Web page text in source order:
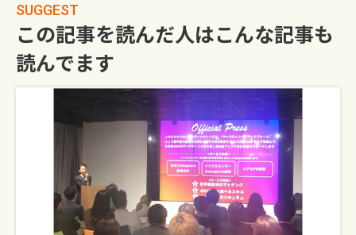
SUGGEST
この記事を読んだ人はこんな記事も
読んでます